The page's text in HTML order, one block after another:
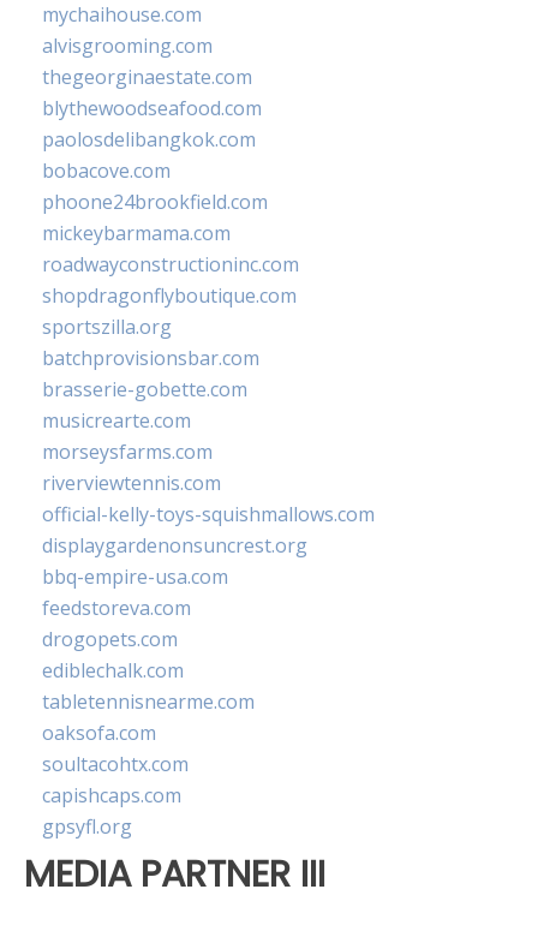
mychaihouse.com
alvisgrooming.com
thegeorginaestate.com
blythewoodseafood.com
paolosdelibangkok.com
bobacove.com
phoone24brookfield.com
mickeybarmama.com
roadwayconstructioninc.com
shopdragonflyboutique.com
sportszilla.org
batchprovisionsbar.com
brasserie-gobette.com
musicrearte.com
morseysfarms.com
riverviewtennis.com
official-kelly-toys-squishmallows.com
displaygardenonsuncrest.org
bbq-empire-usa.com
feedstoreva.com
drogopets.com
ediblechalk.com
tabletennisnearme.com
oaksofa.com
soultacohtx.com
capishcaps.com
gpsyfl.org
MEDIA PARTNER III